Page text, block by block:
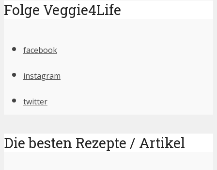
Folge Veggie4Life
facebook
instagram
twitter
Die besten Rezepte / Artikel